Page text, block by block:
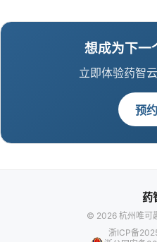
想成为下一
立即体验药智
预
药
© 2026 杭州唯可
浙ICP备